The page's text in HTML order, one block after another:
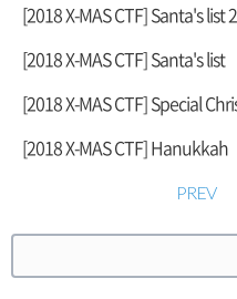
[2018 X-MAS CTF] Santa's list
[2018 X-MAS CTF] Santa's list
[2018 X-MAS CTF] Special
[2018 X-MAS CTF] Hanukkah
PREV